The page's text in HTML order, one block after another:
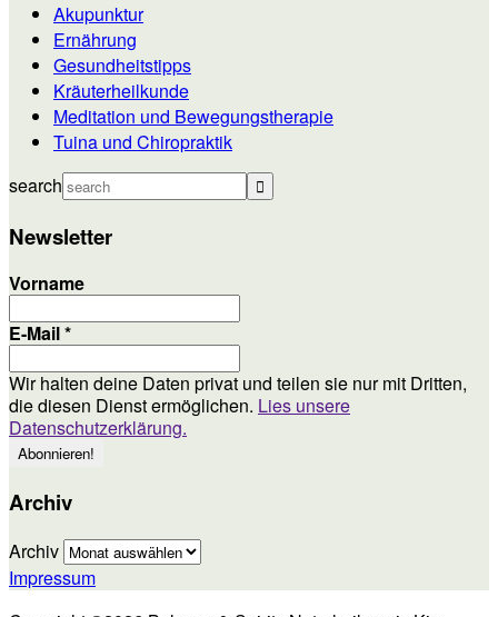
Akupunktur
Ernährung
Gesundheitstipps
Kräuterheilkunde
Meditation und Bewegungstherapie
Tuina und Chiropraktik
search
Newsletter
Vorname
E-Mail*
Wir halten deine Daten privat und teilen sie nur mit Dritten,
die diesen Dienst ermöglichen. Lies unsere
Datenschutzerklärung.
Archiv
Archiv
Impressum